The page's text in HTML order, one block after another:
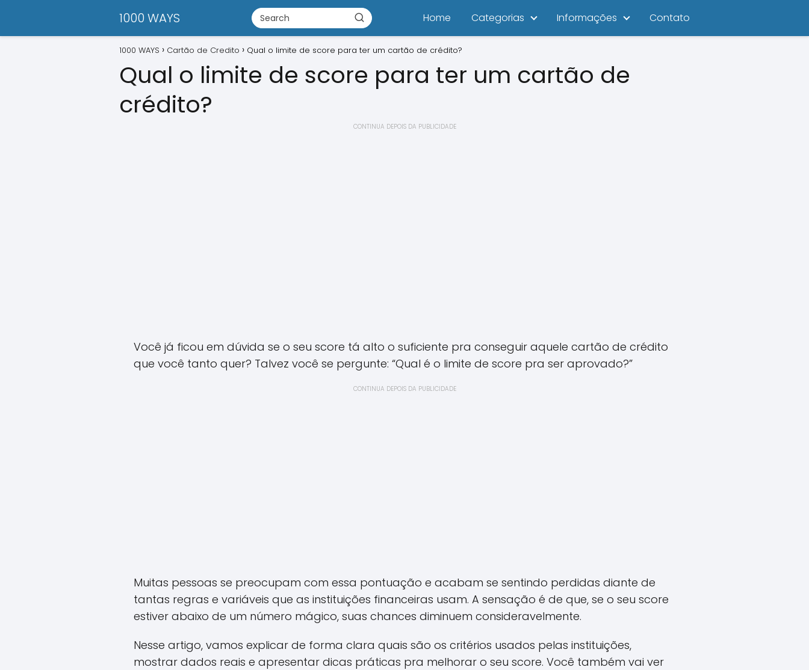
1000 WAYS Home Categorias Informações Contato
1000 WAYS Cartão de Credito Qual o limite de score para ter um cartão de crédito?
Qual o limite de score para ter um cartão de
crédito?
CONTINUA DEPOIS DA PUBLICIDADE
Você já ficou em dúvida se o seu score tá alto o suficiente pra conseguir aquele cartão de crédito
que você tanto quer? Talvez você se pergunte: “Qual é o limite de score pra ser aprovado?”
CONTINUA DEPOIS DA PUBLICIDADE
Muitas pessoas se preocupam com essa pontuação e acabam se sentindo perdidas diante de
tantas regras e variáveis que as instituições financeiras usam. A sensação é de que, se o seu score
estiver abaixo de um número mágico, suas chances diminuem consideravelmente.
Nesse artigo, vamos explicar de forma clara quais são os critérios usados pelas instituições,
mostrar dados reais e apresentar dicas práticas pra melhorar o seu score. Você também vai ver